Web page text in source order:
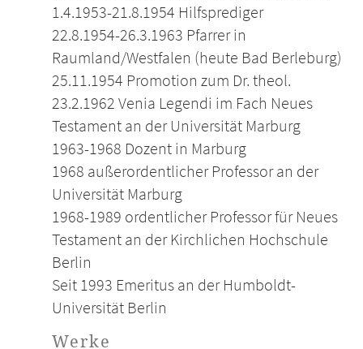
1.4.1953-21.8.1954 Hilfsprediger
22.8.1954-26.3.1963 Pfarrer in
Raumland/Westfalen (heute Bad Berleburg)
25.11.1954 Promotion zum Dr. theol.
23.2.1962 Venia Legendi im Fach Neues
Testament an der Universität Marburg
1963-1968 Dozent in Marburg
1968 außerordentlicher Professor an der
Universität Marburg
1968-1989 ordentlicher Professor für Neues
Testament an der Kirchlichen Hochschule
Berlin
Seit 1993 Emeritus an der Humboldt-
Universität Berlin
Werke